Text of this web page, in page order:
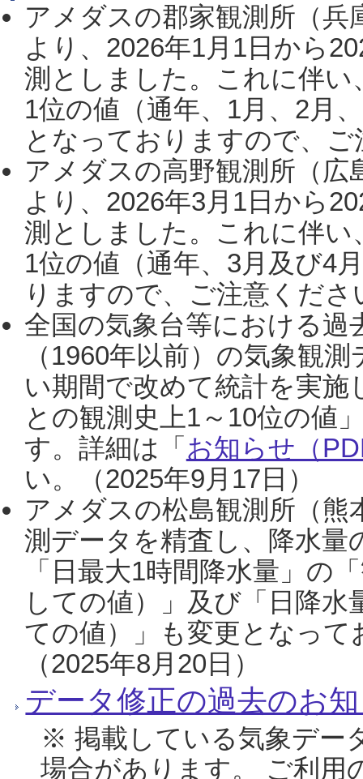
アメダスの郡家観測所（
より、2026年1月1日から
測としました。これに伴い
1位の値（通年、1月、2月
となっておりますので、
アメダスの高野観測所（
より、2026年3月1日から
測としました。これに伴い
1位の値（通年、3月及び4
りますので、ご注意くだ
全国の気象台等における過
（1960年以前）の気象観
い期間で改めて統計を実
との観測史上1～10位の値
す。詳細は「 お知らせ（
い。（2025年9月17日）
アメダスの松島観測所（熊
測データを精査し、降水
「日最大1時間降水量」の
しての値）」及び「日降
ての値）」も変更となっ
（2025年8月20日）
データ修正の過去のお
※ 掲載している気象デー
場合があります。 ご利用